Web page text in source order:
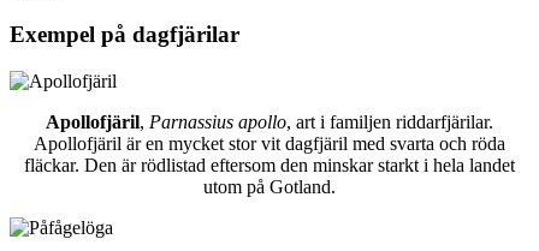
Exempel på dagfjärilar
Apollofjäril, Parnassius apollo, art i familjen riddarfjärilar.
Apollofjäril är en mycket stor vit dagfjäril med svarta och röda
fläckar. Den är rödlistad eftersom den minskar starkt i hela landet
utom på Gotland.